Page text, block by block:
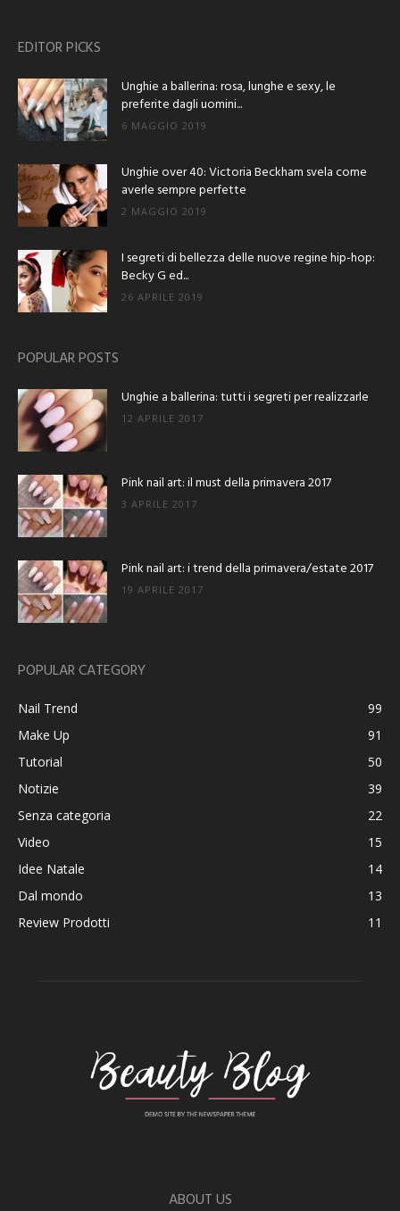
EDITOR PICKS
Unghie a ballerina: rosa, lunghe e sexy, le
preferite dagli uomini...
6 MAGGIO 2019
Unghie over 40: Victoria Beckham svela come
averle sempre perfette
2 MAGGIO 2019
I segreti di bellezza delle nuove regine hip-hop:
Becky G ed...
26 APRILE 2019
POPULAR POSTS
Unghie a ballerina: tutti i segreti per realizzarle
12 APRILE 2017
Pink nail art: il must della primavera 2017
3 APRILE 2017
Pink nail art: i trend della primavera/estate 2017
19 APRILE 2017
POPULAR CATEGORY
Nail Trend
99
Make Up
91
Tutorial
50
Notizie
39
Senza categoria
22
Video
15
Idee Natale
14
Dal mondo
13
Review Prodotti
11
ABOUT US